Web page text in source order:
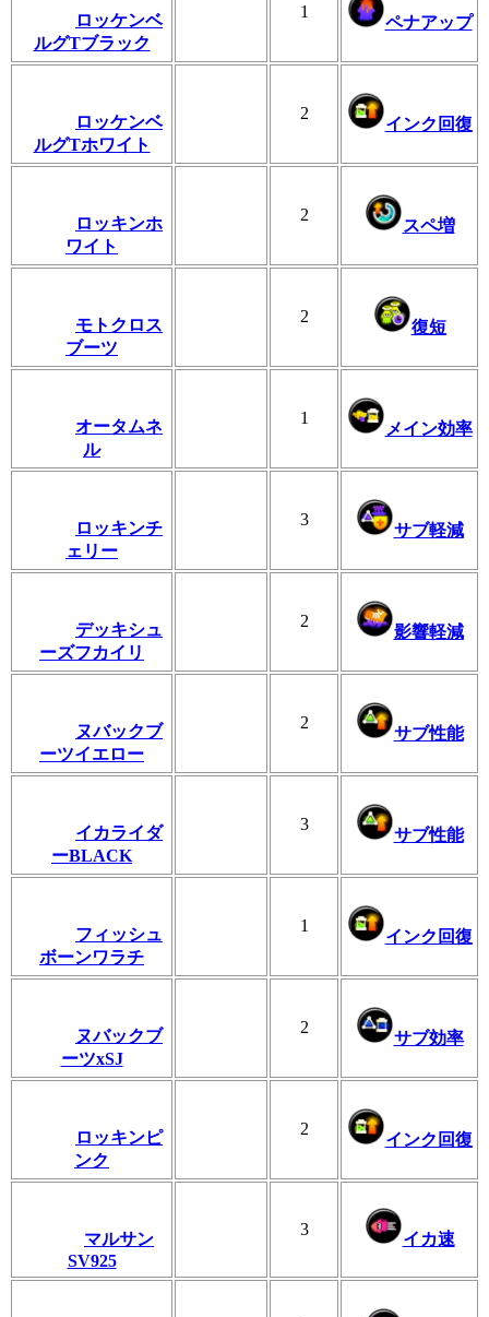
ロッケンベ
ルグTブラック
1
ペナアップ
ロッケンベ
ルグTホワイト
2
インク回復
ロッキンホ
ワイト
2
スペ増
モトクロス
ブーツ
2
復短
オータムネ
ル
1
メイン効率
ロッキンチ
ェリー
3
サブ軽減
デッキシュ
ーズフカイリ
2
影響軽減
ヌバックブ
ーツイエロー
2
サブ性能
イカライダ
ーBLACK
3
サブ性能
フィッシュ
ボーンワラチ
1
インク回復
ヌバックブ
ーツxSJ
2
サブ効率
ロッキンピ
ンク
2
インク回復
マルサン
SV925
3
イカ速